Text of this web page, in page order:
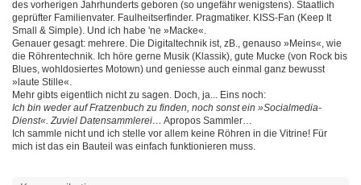
des vorherigen Jahrhunderts geboren (so ungefähr wenigstens). Staatlich
geprüfter Familienvater. Faulheitserfinder. Pragmatiker. KISS-Fan (Keep It
Small & Simple). Und ich habe 'ne »Macke«.
Genauer gesagt: mehrere. Die Digitaltechnik ist, zB., genauso »Meins«, wie
die Röhrentechnik. Ich höre gerne Musik (Klassik), gute Mucke (von Rock bis
Blues, wohldosiertes Motown) und geniesse auch einmal ganz bewusst
»laute Stille«.
Mehr gibts eigentlich nicht zu sagen. Doch, ja... Eins noch:
Ich bin weder auf Fratzenbuch zu finden, noch sonst ein »Socialmedia-
Dienst«. Zuviel Datensammlerei… Apropos Sammler…
Ich sammle nicht und ich stelle vor allem keine Röhren in die Vitrine! Für
mich ist das ein Bauteil was einfach funktionieren muss.